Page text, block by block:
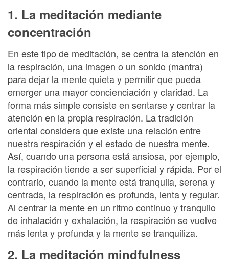
1. La meditación mediante
concentración
En este tipo de meditación, se centra la atención en
la respiración, una imagen o un sonido (mantra)
para dejar la mente quieta y permitir que pueda
emerger una mayor concienciación y claridad. La
forma más simple consiste en sentarse y centrar la
atención en la propia respiración. La tradición
oriental considera que existe una relación entre
nuestra respiración y el estado de nuestra mente.
Así, cuando una persona está ansiosa, por ejemplo,
la respiración tiende a ser superficial y rápida. Por el
contrario, cuando la mente está tranquila, serena y
centrada, la respiración es profunda, lenta y regular.
Al centrar la mente en un ritmo continuo y tranquilo
de inhalación y exhalación, la respiración se vuelve
más lenta y profunda y la mente se tranquiliza.
2. La meditación mindfulness